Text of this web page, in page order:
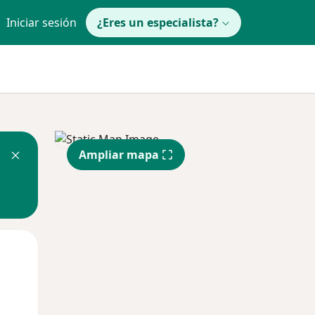
Iniciar sesión ¿Eres un especialista?
Ampliar mapa